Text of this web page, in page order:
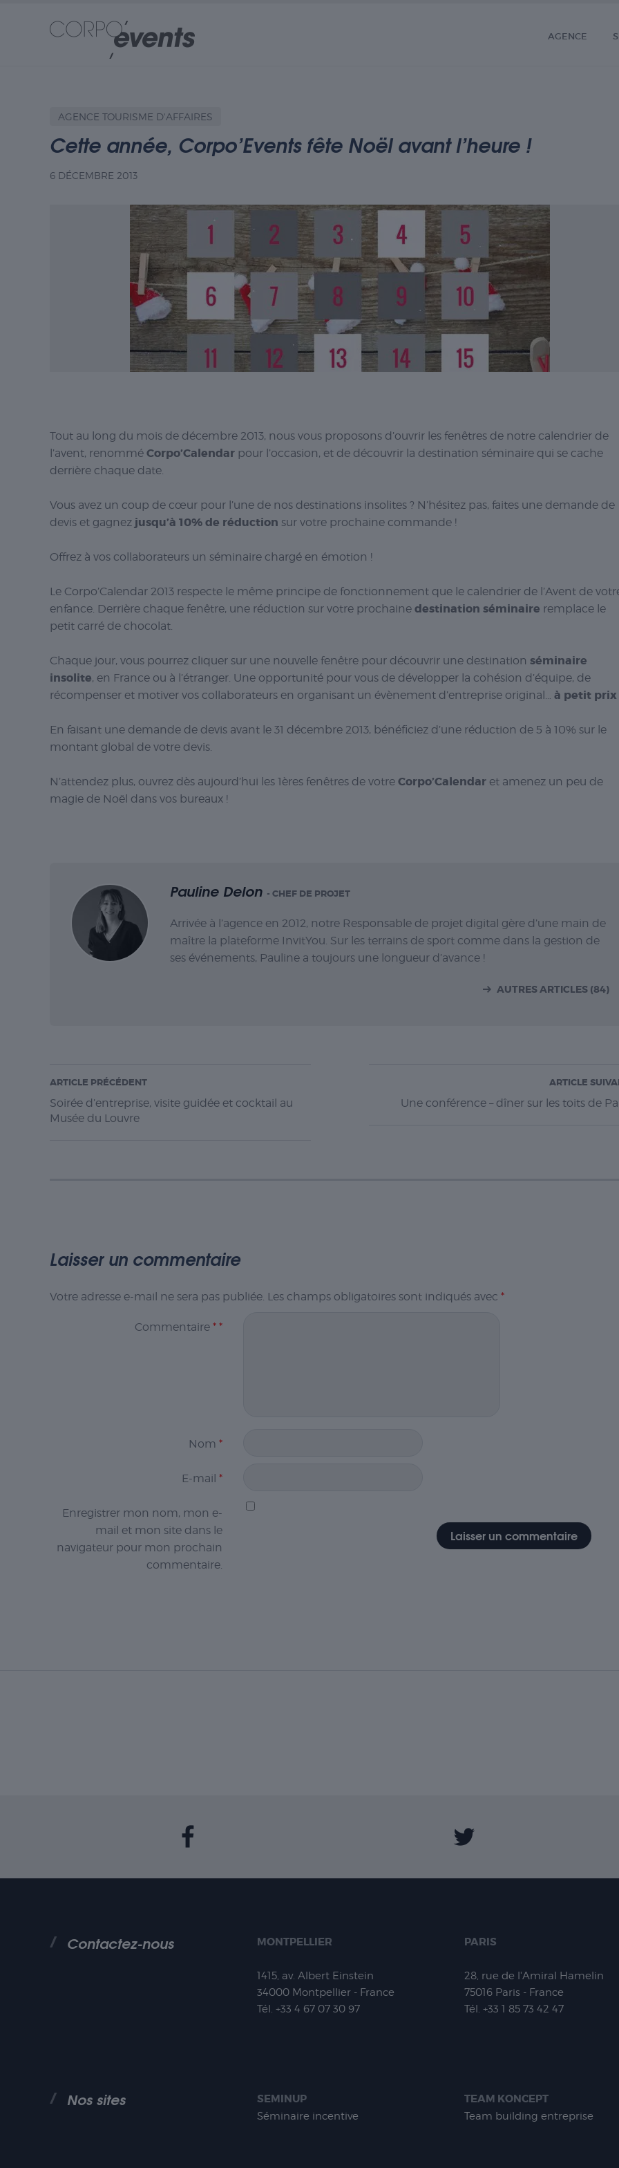
AGENCE
AGENCE TOURISME D'AFFAIRES
Cette année, Corpo’Events fête Noël avant l’heure !
6 DÉCEMBRE 2013
Tout au long du mois de décembre 2013, nous vous proposons d’ouvrir les fenêtres de notre calendrier de
l’avent, renommé Corpo’Calendar pour l’occasion, et de découvrir la destination séminaire qui se cache
derrière chaque date.
Vous avez un coup de cœur pour l’une de nos destinations insolites ? N’hésitez pas, faites une demande de
devis et gagnez jusqu’à 10% de réduction sur votre prochaine commande !
Offrez à vos collaborateurs un séminaire chargé en émotion !
Le Corpo’Calendar 2013 respecte le même principe de fonctionnement que le calendrier de l’Avent de
enfance. Derrière chaque fenêtre, une réduction sur votre prochaine destination séminaire remplace le
petit carré de chocolat.
Chaque jour, vous pourrez cliquer sur une nouvelle fenêtre pour découvrir une destination séminaire
insolite, en France ou à l’étranger. Une opportunité pour vous de développer la cohésion d’équipe, de
récompenser et motiver vos collaborateurs en organisant un évènement d’entreprise original… à petit prix
En faisant une demande de devis avant le 31 décembre 2013, bénéficiez d’une réduction de 5 à 10% sur le
montant global de votre devis.
N’attendez plus, ouvrez dès aujourd’hui les 1ères fenêtres de votre Corpo’Calendar et amenez un peu de
magie de Noël dans vos bureaux !
Pauline Delon - CHEF DE PROJET
Arrivée à l’agence en 2012, notre Responsable de projet digital gère d’une main de
maître la plateforme InvitYou. Sur les terrains de sport comme dans la gestion de
ses événements, Pauline a toujours une longueur d’avance !
AUTRES ARTICLES (84)
ARTICLE PRÉCÉDENT
Soirée d’entreprise, visite guidée et cocktail au
Musée du Louvre
ARTICLE
Une conférence – dîner sur les toits de
Laisser un commentaire
Votre adresse e-mail ne sera pas publiée. Les champs obligatoires sont indiqués avec *
Commentaire * *
Nom *
E-mail *
Enregistrer mon nom, mon e-
mail et mon site dans le
navigateur pour mon prochain
commentaire.
Contactez-nous MONTPELLIER
1415, av. Albert Einstein
34000 Montpellier - France
Tél. +33 4 67 07 30 97
PARIS
28, rue de l'Amiral Hamelin
75016 Paris - France
Tél. +33 1 85 73 42 47
Nos sites SEMINUP
Séminaire incentive
TEAM KONCEPT
Team building entreprise
Nécessaire
fonctionnera pas
comme prévu
sans eux. Ces